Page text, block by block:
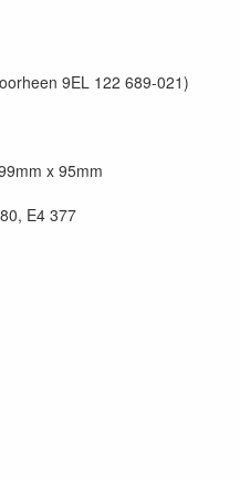
9EL 122 689-021)
x 95mm
E4 377